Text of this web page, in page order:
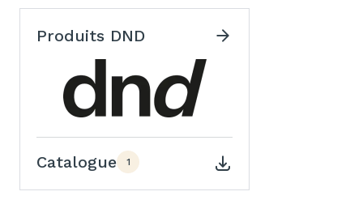
Produits DND
Catalogue 1